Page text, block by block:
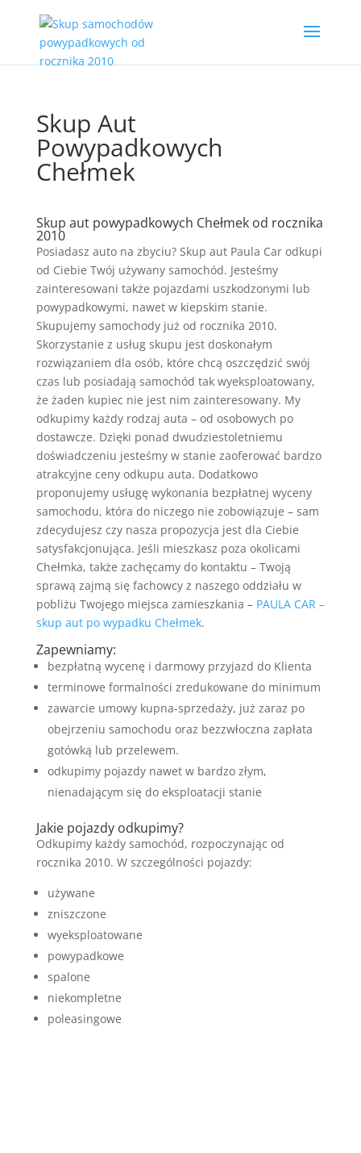
Skup Aut
Powypadkowych
Chełmek
Skup aut powypadkowych Chełmek od rocznika
2010
Posiadasz auto na zbyciu? Skup aut Paula Car odkupi
od Ciebie Twój używany samochód. Jesteśmy
zainteresowani także pojazdami uszkodzonymi lub
powypadkowymi, nawet w kiepskim stanie.
Skupujemy samochody już od rocznika 2010.
Skorzystanie z usług skupu jest doskonałym
rozwiązaniem dla osób, które chcą oszczędzić swój
czas lub posiadają samochód tak wyeksploatowany,
że żaden kupiec nie jest nim zainteresowany. My
odkupimy każdy rodzaj auta – od osobowych po
dostawcze. Dzięki ponad dwudziestoletniemu
doświadczeniu jesteśmy w stanie zaoferować bardzo
atrakcyjne ceny odkupu auta. Dodatkowo
proponujemy usługę wykonania bezpłatnej wyceny
samochodu, która do niczego nie zobowiązuje – sam
zdecydujesz czy nasza propozycja jest dla Ciebie
satysfakcjonująca. Jeśli mieszkasz poza okolicami
Chełmka, także zachęcamy do kontaktu – Twoją
sprawą zajmą się fachowcy z naszego oddziału w
pobliżu Twojego miejsca zamieszkania – PAULA CAR –
skup aut po wypadku Chełmek.
Zapewniamy:
bezpłatną wycenę i darmowy przyjazd do Klienta
terminowe formalności zredukowane do minimum
zawarcie umowy kupna-sprzedaży, już zaraz po
obejrzeniu samochodu oraz bezzwłoczna zapłata
gotówką lub przelewem.
odkupimy pojazdy nawet w bardzo złym,
nienadającym się do eksploatacji stanie
Jakie pojazdy odkupimy?
Odkupimy każdy samochód, rozpoczynając od
rocznika 2010. W szczególności pojazdy:
używane
zniszczone
wyeksploatowane
powypadkowe
spalone
niekompletne
poleasingowe